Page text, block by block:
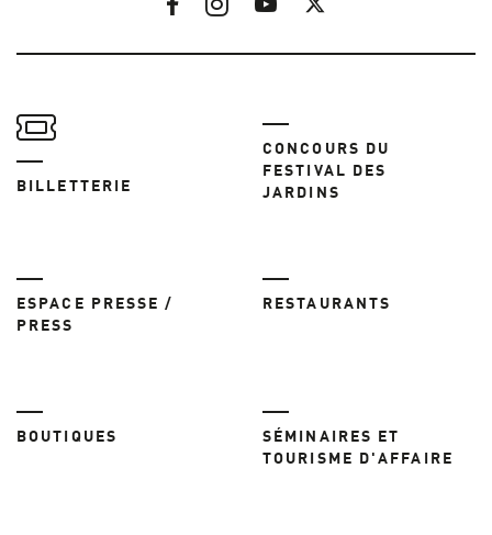
BILLETTERIE
CONCOURS DU
FESTIVAL DES
JARDINS
ESPACE PRESSE /
PRESS
RESTAURANTS
BOUTIQUES
SÉMINAIRES ET
TOURISME D'AFFAIRE